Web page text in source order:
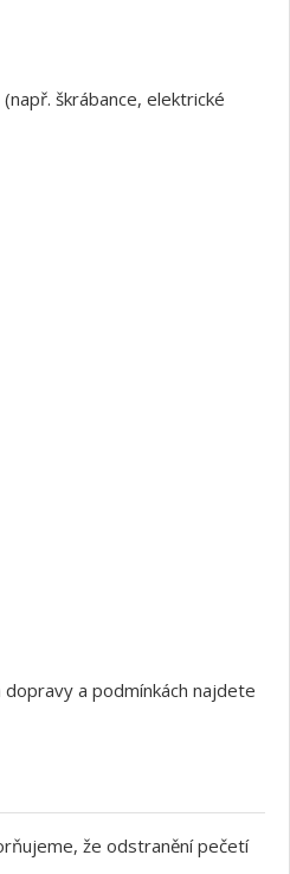
škrábance, elektrické
a podmínkách najdete
že odstranění pečetí